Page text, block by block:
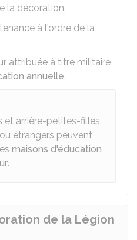
la décoration.
à l'ordre de la
attribuée à titre militaire
annuelle.
et arrière-petites-filles
étrangers peuvent
maisons d'éducation
.
de la Légion